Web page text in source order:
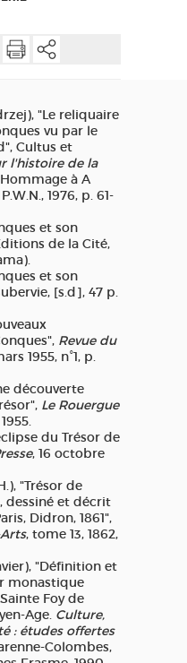
"Le reliquaire
vu par le
Cultus et
l'histoire de la
Hommage à A
1976, p. 61-
et son
de la Cité,
et son
[s.d], 47 p.
Revue du
1955, n°1, p.
découverte
Le Rouergue
du Trésor de
, 16 octobre
"Trésor de
dessiné et décrit
Didron, 1861",
, tome 13, 1862,
"Définition et
monastique
Foy de
Age. Culture,
: études offertes
Colombes,